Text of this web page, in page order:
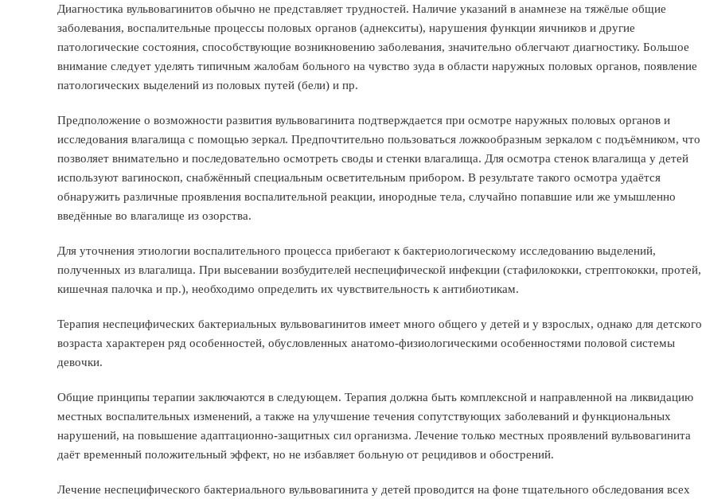
Диагностика вульвовагинитов обычно не представляет трудностей. Наличие указаний в анамнезе на тяжёлые общие
заболевания, воспалительные процессы половых органов (аднекситы), нарушения функции яичников и другие
патологические состояния, способствующие возникновению заболевания, значительно облегчают диагностику. Большое
внимание следует уделять типичным жалобам больного на чувство зуда в области наружных половых органов, появление
патологических выделений из половых путей (бели) и пр.
Предположение о возможности развития вульвовагинита подтверждается при осмотре наружных половых органов и
исследования влагалища с помощью зеркал. Предпочтительно пользоваться ложкообразным зеркалом с подъёмником, что
позволяет внимательно и последовательно осмотреть своды и стенки влагалища. Для осмотра стенок влагалища у детей
используют вагиноскоп, снабжённый специальным осветительным прибором. В результате такого осмотра удаётся
обнаружить различные проявления воспалительной реакции, инородные тела, случайно попавшие или же умышленно
введённые во влагалище из озорства.
Для уточнения этиологии воспалительного процесса прибегают к бактериологическому исследованию выделений,
полученных из влагалища. При высевании возбудителей неспецифической инфекции (стафилококки, стрептококки, протей,
кишечная палочка и пр.), необходимо определить их чувствительность к антибиотикам.
Терапия неспецифических бактериальных вульвовагинитов имеет много общего у детей и у взрослых, однако для детского
возраста характерен ряд особенностей, обусловленных анатомо-физиологическими особенностями половой системы
девочки.
Общие принципы терапии заключаются в следующем. Терапия должна быть комплексной и направленной на ликвидацию
местных воспалительных изменений, а также на улучшение течения сопутствующих заболеваний и функциональных
нарушений, на повышение адаптационно-защитных сил организма. Лечение только местных проявлений вульвовагинита
даёт временный положительный эффект, но не избавляет больную от рецидивов и обострений.
Лечение неспецифического бактериального вульвовагинита у детей проводится на фоне тщательного обследования всех